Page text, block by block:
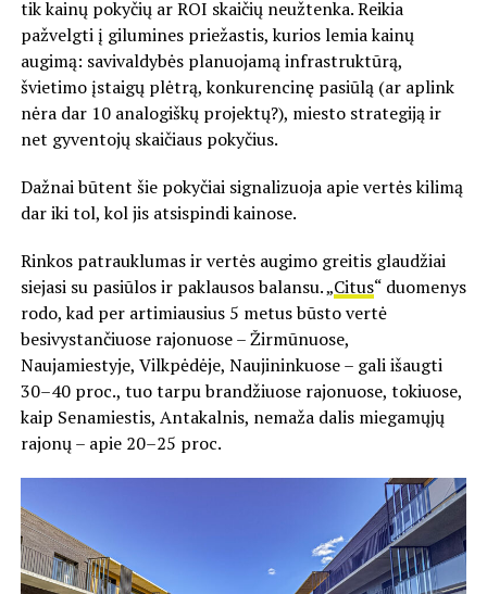
tik kainų pokyčių ar ROI skaičių neužtenka. Reikia
pažvelgti į gilumines priežastis, kurios lemia kainų
augimą: savivaldybės planuojamą infrastruktūrą,
švietimo įstaigų plėtrą, konkurencinę pasiūlą (ar aplink
nėra dar 10 analogiškų projektų?), miesto strategiją ir
net gyventojų skaičiaus pokyčius.
Dažnai būtent šie pokyčiai signalizuoja apie vertės kilimą
dar iki tol, kol jis atsispindi kainose.
Rinkos patrauklumas ir vertės augimo greitis glaudžiai
siejasi su pasiūlos ir paklausos balansu. „Citus“ duomenys
rodo, kad per artimiausius 5 metus būsto vertė
besivystančiuose rajonuose – Žirmūnuose,
Naujamiestyje, Vilkpėdėje, Naujininkuose – gali išaugti
30–40 proc., tuo tarpu brandžiuose rajonuose, tokiuose,
kaip Senamiestis, Antakalnis, nemaža dalis miegamųjų
rajonų – apie 20–25 proc.